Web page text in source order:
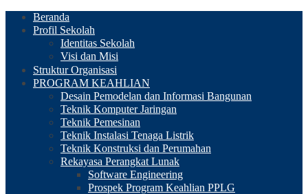
Beranda
Profil Sekolah
Identitas Sekolah
Visi dan Misi
Struktur Organisasi
PROGRAM KEAHLIAN
Desain Pemodelan dan Informasi Bangunan
Teknik Komputer Jaringan
Teknik Pemesinan
Teknik Instalasi Tenaga Listrik
Teknik Konstruksi dan Perumahan
Rekayasa Perangkat Lunak
Software Engineering
Prospek Program Keahlian PPLG